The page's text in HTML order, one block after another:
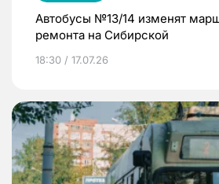
Автобусы №13/14 изменят
ремонта на Сибирской
18:30 / 17.07.26